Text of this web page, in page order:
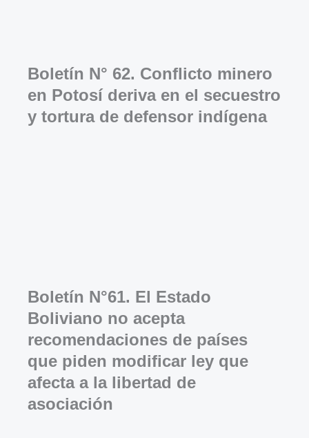
Boletín N° 62. Conflicto minero
en Potosí deriva en el secuestro
y tortura de defensor indígena
Boletín N°61. El Estado
Boliviano no acepta
recomendaciones de países
que piden modificar ley que
afecta a la libertad de
asociación